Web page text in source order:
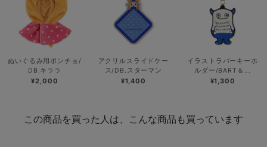
ぬいぐるみ用ポンチョ/
DB.キララ
¥2,000
アクリルスライドケー
ス/DB.スターマン
¥1,400
イラストラバーキーホ
ルダー/BART＆...
¥1,300
この商品を買った人は、こんな商品も買っています